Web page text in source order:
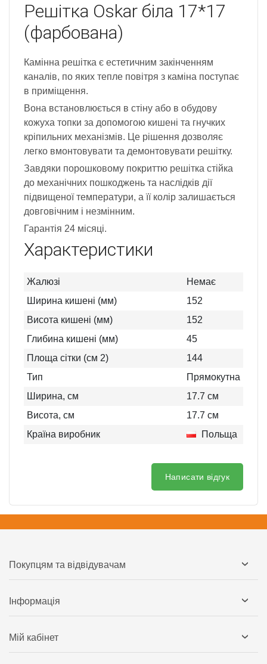
Решітка Oskar біла 17*17
(фарбована)
Камінна решітка є естетичним закінченням
каналів, по яких тепле повітря з каміна поступає
в приміщення.
Вона встановлюється в стіну або в обудову
кожуха топки за допомогою кишені та гнучких
кріпильних механізмів. Це рішення дозволяє
легко вмонтовувати та демонтовувати решітку.
Завдяки порошковому покриттю решітка стійка
до механічних пошкоджень та наслідків дії
підвищеної температури, а її колір залишається
довговічним і незмінним.
Гарантія 24 місяці.
Характеристики
Жалюзі
Немає
Ширина кишені (мм)
152
Висота кишені (мм)
152
Глибина кишені (мм)
45
Площа сітки (см 2)
144
Тип
Прямокутна
Ширина, см
17.7 см
Висота, см
17.7 см
Країна виробник
Польща
Написати відгук
Покупцям та відвідувачам
Інформація
Мій кабінет